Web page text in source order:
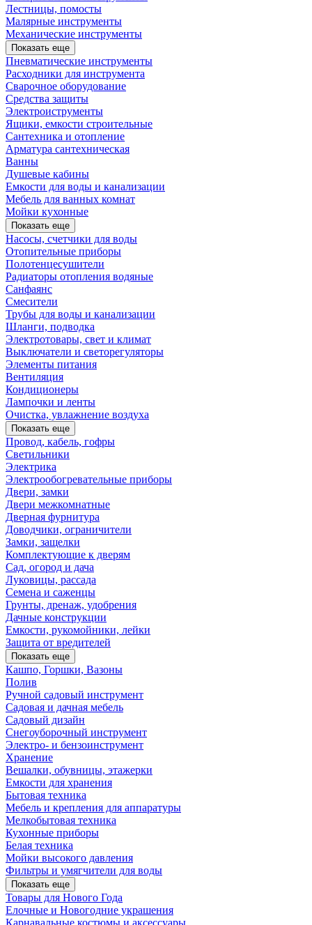
Лестницы, помосты
Малярные инструменты
Механические инструменты
Показать еще
Пневматические инструменты
Расходники для инструмента
Сварочное оборудование
Средства защиты
Электроиструменты
Ящики, емкости строительные
Сантехника и отопление
Арматура сантехническая
Ванны
Душевые кабины
Емкости для воды и канализации
Мебель для ванных комнат
Мойки кухонные
Показать еще
Насосы, счетчики для воды
Отопительные приборы
Полотенцесушители
Радиаторы отопления водяные
Санфаянс
Смесители
Трубы для воды и канализации
Шланги, подводка
Электротовары, свет и климат
Выключатели и светорегуляторы
Элементы питания
Вентиляция
Кондиционеры
Лампочки и ленты
Очистка, увлажнение воздуха
Показать еще
Провод, кабель, гофры
Светильники
Электрика
Электрообогревательные приборы
Двери, замки
Двери межкомнатные
Дверная фурнитура
Доводчики, ограничители
Замки, защелки
Комплектующие к дверям
Сад, огород и дача
Луковицы, рассада
Семена и саженцы
Грунты, дренаж, удобрения
Дачные конструкции
Емкости, рукомойники, лейки
Защита от вредителей
Показать еще
Кашпо, Горшки, Вазоны
Полив
Ручной садовый инструмент
Садовая и дачная мебель
Садовый дизайн
Снегоуборочный инструмент
Электро- и бензоинструмент
Хранение
Вешалки, обувницы, этажерки
Емкости для хранения
Бытовая техника
Мебель и крепления для аппаратуры
Мелкобытовая техника
Кухонные приборы
Белая техника
Мойки высокого давления
Фильтры и умягчители для воды
Показать еще
Товары для Нового Года
Елочные и Новогодние украшения
Карнавальные костюмы и аксессуары